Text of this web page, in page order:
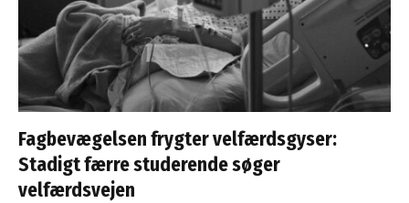
Fagbevægelsen frygter velfærdsgyser:
Stadigt færre studerende søger
velfærdsvejen